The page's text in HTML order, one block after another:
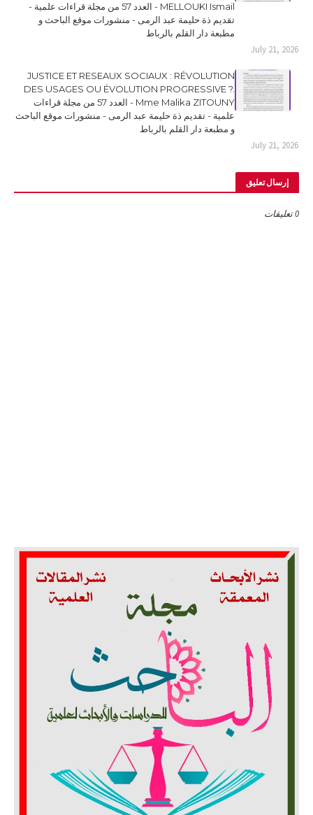
MELLOUKI Ismail - العدد 57 من مجلة قراءات علمية -
تقديم ذة حليمة عبد الرمى - منشورات موقع الباحث و
مطبعة دار القلم بالرباط
July 21, 2026
JUSTICE ET RESEAUX SOCIAUX : RÉVOLUTION
DES USAGES OU ÉVOLUTION PROGRESSIVE ?.
Mme Malika ZITOUNY - العدد 57 من مجلة قراءات
علمية - تقديم ذة حليمة عبد الرمى - منشورات موقع الباحث
و مطبعة دار القلم بالرباط
July 21, 2026
إرسال تعليق
0 تعليقات